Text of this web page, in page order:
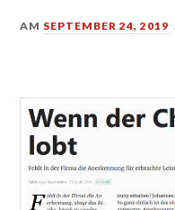
AM SEPTEMBER 24, 2019